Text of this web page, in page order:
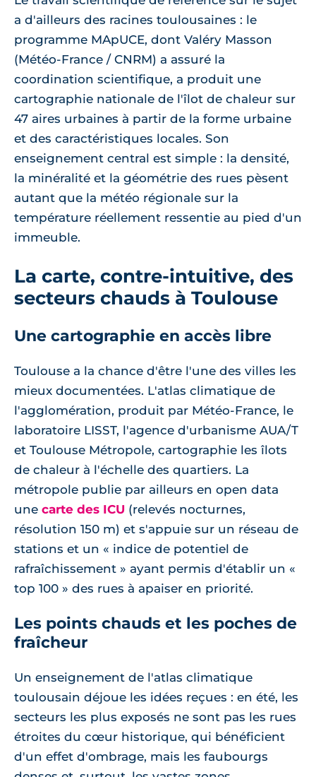
a d'ailleurs des racines toulousaines : le
programme MApUCE, dont Valéry Masson
(Météo-France / CNRM) a assuré la
coordination scientifique, a produit une
cartographie nationale de l'îlot de chaleur sur
47 aires urbaines à partir de la forme urbaine
et des caractéristiques locales. Son
enseignement central est simple : la densité,
la minéralité et la géométrie des rues pèsent
autant que la météo régionale sur la
température réellement ressentie au pied d'un
immeuble.
La carte, contre-intuitive, des
secteurs chauds à Toulouse
Une cartographie en accès libre
Toulouse a la chance d'être l'une des villes les
mieux documentées. L'atlas climatique de
l'agglomération, produit par Météo-France, le
laboratoire LISST, l'agence d'urbanisme AUA/T
et Toulouse Métropole, cartographie les îlots
de chaleur à l'échelle des quartiers. La
métropole publie par ailleurs en open data
une carte des ICU (relevés nocturnes,
résolution 150 m) et s'appuie sur un réseau de
stations et un « indice de potentiel de
rafraîchissement » ayant permis d'établir un «
top 100 » des rues à apaiser en priorité.
Les points chauds et les poches de
fraîcheur
Un enseignement de l'atlas climatique
toulousain déjoue les idées reçues : en été, les
secteurs les plus exposés ne sont pas les rues
étroites du cœur historique, qui bénéficient
d'un effet d'ombrage, mais les faubourgs